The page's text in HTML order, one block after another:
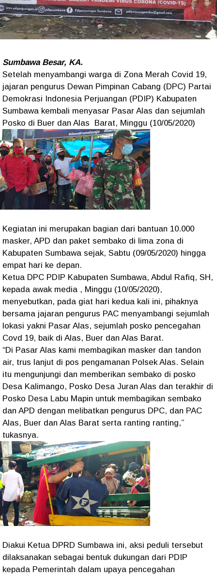
Sumbawa Besar, KA.
Setelah menyambangi warga di Zona Merah Covid 19,
jajaran pengurus Dewan Pimpinan Cabang (DPC) Partai
Demokrasi Indonesia Perjuangan (PDIP) Kabupaten
Sumbawa kembali menyasar Pasar Alas dan sejumlah
Posko di Buer dan Alas Barat, Minggu (10/05/2020)
Kegiatan ini merupakan bagian dari bantuan 10.000
masker, APD dan paket sembako di lima zona di
Kabupaten Sumbawa sejak, Sabtu (09/05/2020) hingga
empat hari ke depan.
Ketua DPC PDIP Kabupaten Sumbawa, Abdul Rafiq, SH,
kepada awak media , Minggu (10/05/2020),
menyebutkan, pada giat hari kedua kali ini, pihaknya
bersama jajaran pengurus PAC menyambangi sejumlah
lokasi yakni Pasar Alas, sejumlah posko pencegahan
Covd 19, baik di Alas, Buer dan Alas Barat.
“Di Pasar Alas kami membagikan masker dan tandon
air, trus lanjut di pos pengamanan Polsek Alas. Selain
itu mengunjungi dan memberikan sembako di posko
Desa Kalimango, Posko Desa Juran Alas dan terakhir di
Posko Desa Labu Mapin untuk membagikan sembako
dan APD dengan melibatkan pengurus DPC, dan PAC
Alas, Buer dan Alas Barat serta ranting ranting,”
tukasnya.
Diakui Ketua DPRD Sumbawa ini, aksi peduli tersebut
dilaksanakan sebagai bentuk dukungan dari PDIP
kepada Pemerintah dalam upaya pencegahan